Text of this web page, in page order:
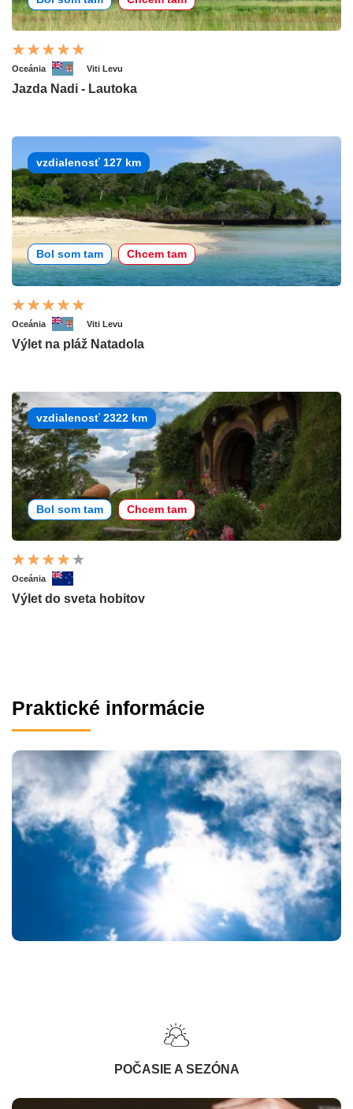
Oceánia Viti Levu
Jazda Nadi - Lautoka
vzdialenosť 127 km
Bol som tam Chcem tam
Oceánia Viti Levu
Výlet na pláž Natadola
vzdialenosť 2322 km
Bol som tam Chcem tam
Oceánia
Výlet do sveta hobitov
Praktické informácie
POČASIE A SEZÓNA